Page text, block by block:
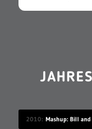
2010 Mashup: Bill and